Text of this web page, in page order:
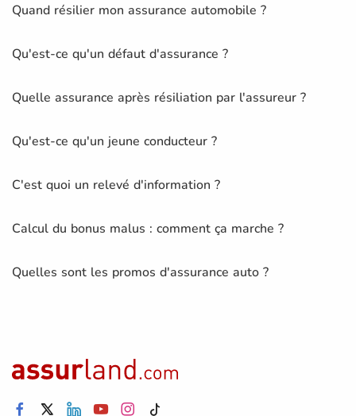
Quand résilier mon assurance automobile ?
Qu'est-ce qu'un défaut d'assurance ?
Quelle assurance après résiliation par l'assureur ?
Qu'est-ce qu'un jeune conducteur ?
C'est quoi un relevé d'information ?
Calcul du bonus malus : comment ça marche ?
Quelles sont les promos d'assurance auto ?